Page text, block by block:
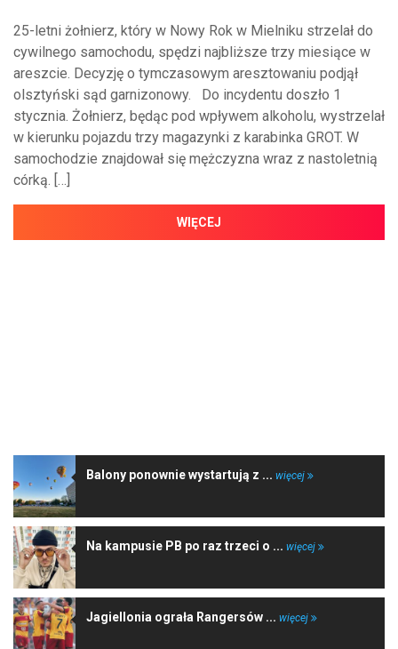
25-letni żołnierz, który w Nowy Rok w Mielniku strzelał do
cywilnego samochodu, spędzi najbliższe trzy miesiące w
areszcie. Decyzję o tymczasowym aresztowaniu podjął
olsztyński sąd garnizonowy. Do incydentu doszło 1
stycznia. Żołnierz, będąc pod wpływem alkoholu, wystrzelał
w kierunku pojazdu trzy magazynki z karabinka GROT. W
samochodzie znajdował się mężczyzna wraz z nastoletnią
córką. […]
WIĘCEJ
Balony ponownie wystartują z ... więcej
Na kampusie PB po raz trzeci o ... więcej
Jagiellonia ograła Rangersów ... więcej